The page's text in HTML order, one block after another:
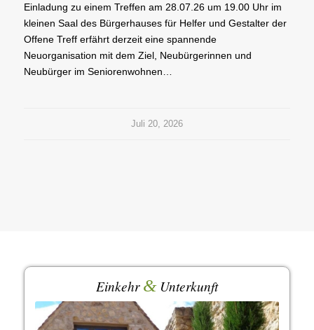
Einladung zu einem Treffen am 28.07.26 um 19.00 Uhr im
kleinen Saal des Bürgerhauses für Helfer und Gestalter der
Offene Treff erfährt derzeit eine spannende
Neuorganisation mit dem Ziel, Neubürgerinnen und
Neubürger im Seniorenwohnen…
Juli 20, 2026
Einkehr&Unterkunft